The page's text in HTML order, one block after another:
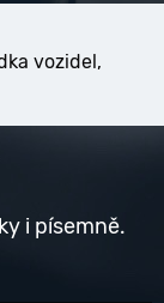
vozidel,
i písemně.